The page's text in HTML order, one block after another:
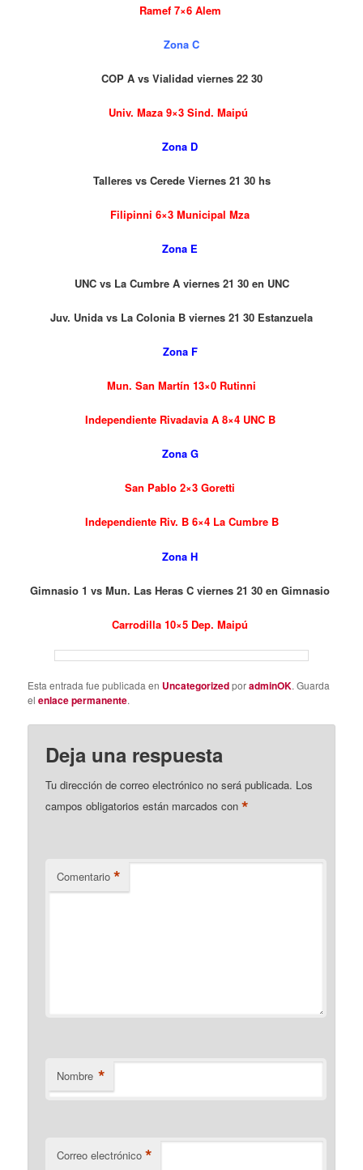
Ramef 7×6 Alem
Zona C
COP A vs Vialidad viernes 22 30
Univ. Maza 9×3 Sind. Maipú
Zona D
Talleres vs Cerede Viernes 21 30 hs
Filipinni 6×3 Municipal Mza
Zona E
UNC vs La Cumbre A viernes 21 30 en UNC
Juv. Unida vs La Colonia B viernes 21 30 Estanzuela
Zona F
Mun. San Martín 13×0 Rutinni
Independiente Rivadavia A 8×4 UNC B
Zona G
San Pablo 2×3 Goretti
Independiente Riv. B 6×4 La Cumbre B
Zona H
Gimnasio 1 vs Mun. Las Heras C viernes 21 30 en Gimnasio
Carrodilla 10×5 Dep. Maipú
Esta entrada fue publicada en UncategorizedporadminOK. Guarda
elenlace permanente.
Deja una respuesta
Tu dirección de correo electrónico no será publicada. Los
campos obligatorios están marcados con*
Comentario *
Nombre *
Correo electrónico *